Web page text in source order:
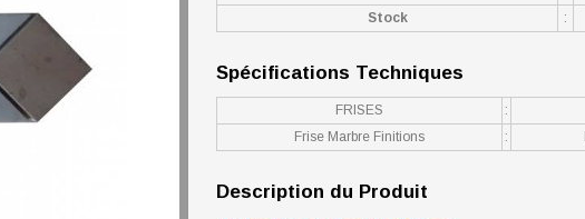
Stock
:
Spécifications Techniques
FRISES :
Frise Marbre Finitions
:
Description du Produit